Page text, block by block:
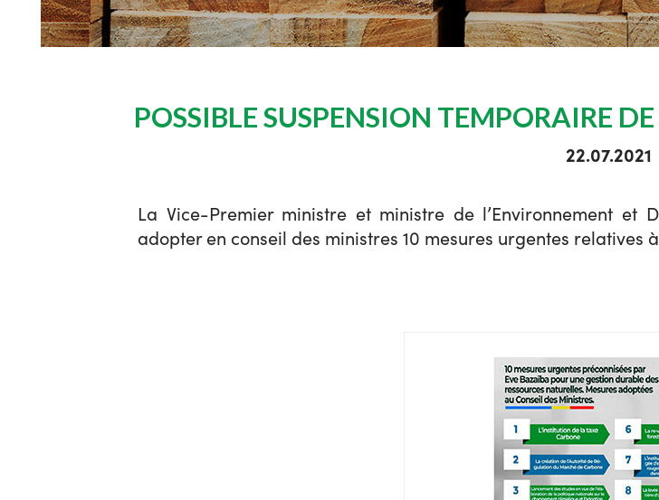
POSSIBLE SUSPENSION TEMPORAIRE
22.07.2021
La Vice-Premier ministre et ministre de l’Environnement
adopter en conseil des ministres 10 mesures urgentes relatives